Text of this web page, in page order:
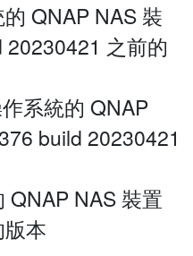
QNAP NAS 裝
之前的
系統的 QNAP
build 20230421
QNAP NAS 裝置
本